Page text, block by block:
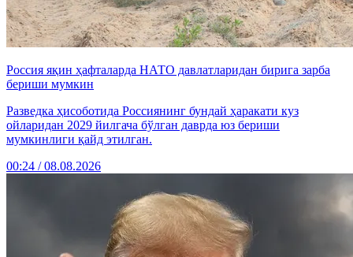
Россия яқин ҳафталарда НАТО давлатларидан бирига зарба
бериши мумкин
Разведка ҳисоботида Россиянинг бундай ҳаракати куз
ойларидан 2029 йилгача бўлган даврда юз бериши
мумкинлиги қайд этилган.
00:24 / 08.08.2026